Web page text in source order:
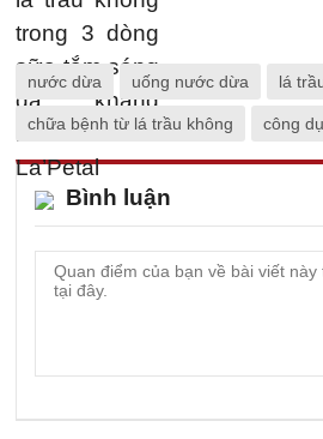
nước dừa uống nước dừa lá
chữa bệnh từ lá trầu không công
Bình luận